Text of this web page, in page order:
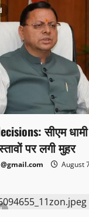
सीएम
पर लगी मुहर
August